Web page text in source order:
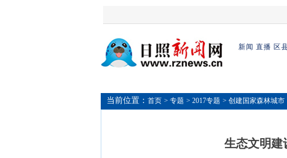
新闻 直播 区
当前位置： 首页 > 专题 > 2017专题 > 创建国家森林城市
生态文明建